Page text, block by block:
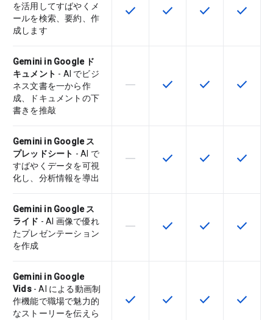
を活用してすばやくメ
ールを検索、要約、作
成します
この機能は該当の SKU で利用で
check この機能は該当の SKU
check この機能は該当
check この機
check
Gemini in Google ド
キュメント - AI でビジ
ネス文書を一から作
成、ドキュメントの下
書きを推敲
この機能は該当の SKU でサポー
horizontal_rule この機能は該当の SKU
check この機能は該当
check この機
check
Gemini in Google ス
プレッドシート - AI で
すばやくデータを可視
化し、分析情報を導出
この機能は該当の SKU でサポー
horizontal_rule この機能は該当の SKU
check この機能は該当
check この機
check
Gemini in Google ス
ライド - AI 画像で優れ
たプレゼンテーション
を作成
この機能は該当の SKU でサポー
horizontal_rule この機能は該当の SKU
check この機能は該当
check この機
check
Gemini in Google
Vids- AI による動画制
作機能で職場で魅力的
なストーリーを伝えら
この機能は該当の SKU で利用で
check この機能は該当の SKU
check この機能は該当
check この機
check